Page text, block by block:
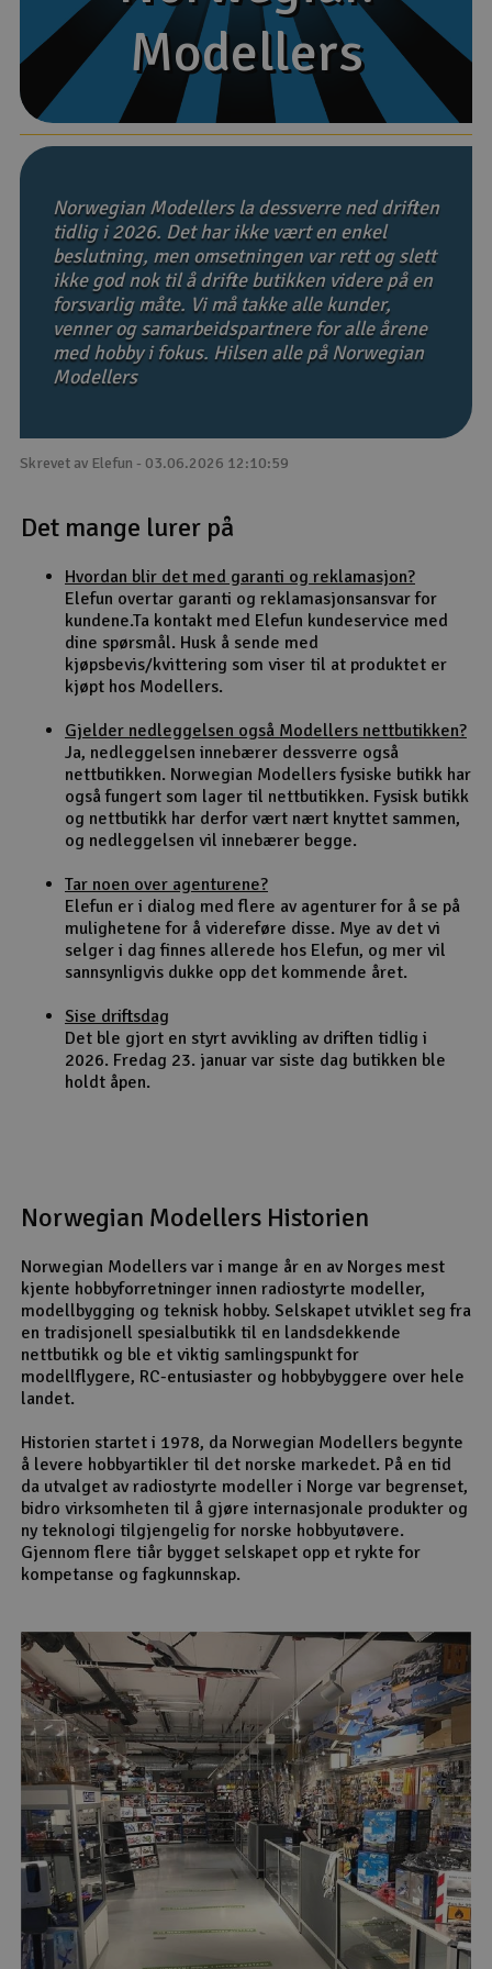
Båter
Droner
Droner for FPV
Fly
Helikopter
Kamerautstyr
Modellbygging, LEGO & byggesett
Outlet
Radioutstyr
Raketter
Smarthjem, lek & hobby
Solenergi
Sparkesykler & elkjøretøy
Gavekort
Modellers
Modellers
Norwegian Modellers la dessverre ned driften
tidlig i 2026. Det har ikke vært en enkel
beslutning, men omsetningen var rett og slett
ikke god nok til å drifte butikken videre på en
forsvarlig måte. Vi må takke alle kunder,
venner og samarbeidspartnere for alle årene
med hobby i fokus. Hilsen alle på Norwegian
Modellers
Skrevet av Elefun - 03.06.2026 12:10:59
Det mange lurer på
Hvordan blir det med garanti og reklamasjon?
Elefun overtar garanti og reklamasjonsansvar for
kundene.Ta kontakt med Elefun kundeservice med
dine spørsmål. Husk å sende med
kjøpsbevis/kvittering som viser til at produktet er
kjøpt hos Modellers.
Gjelder nedleggelsen også Modellers nettbutikken?
Ja, nedleggelsen innebærer dessverre også
nettbutikken. Norwegian Modellers fysiske butikk har
også fungert som lager til nettbutikken. Fysisk butikk
og nettbutikk har derfor vært nært knyttet sammen,
og nedleggelsen vil innebærer begge.
Tar noen over agenturene?
Elefun er i dialog med flere av agenturer for å se på
mulighetene for å videreføre disse. Mye av det vi
selger i dag finnes allerede hos Elefun, og mer vil
sannsynligvis dukke opp det kommende året.
Sise driftsdag
Det ble gjort en styrt avvikling av driften tidlig i
2026. Fredag 23. januar var siste dag butikken ble
holdt åpen.
Norwegian Modellers Historien
Norwegian Modellers var i mange år en av Norges mest
kjente hobbyforretninger innen radiostyrte modeller,
modellbygging og teknisk hobby. Selskapet utviklet seg fra
en tradisjonell spesialbutikk til en landsdekkende
nettbutikk og ble et viktig samlingspunkt for
modellflygere, RC-entusiaster og hobbybyggere over hele
landet.
Historien startet i 1978, da Norwegian Modellers begynte
å levere hobbyartikler til det norske markedet. På en tid
da utvalget av radiostyrte modeller i Norge var begrenset,
bidro virksomheten til å gjøre internasjonale produkter og
ny teknologi tilgjengelig for norske hobbyutøvere.
Gjennom flere tiår bygget selskapet opp et rykte for
kompetanse og fagkunnskap.